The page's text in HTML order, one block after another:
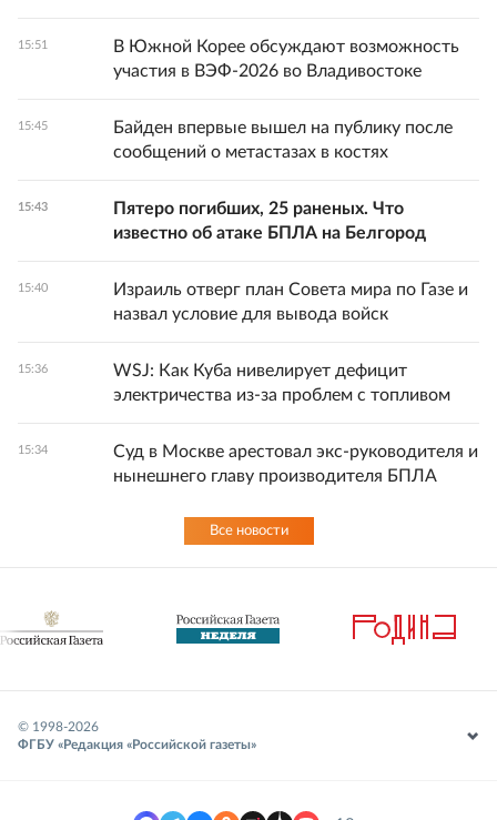
15:51
В Южной Корее обсуждают возможность
участия в ВЭФ-2026 во Владивостоке
15:45
Байден впервые вышел на публику после
сообщений о метастазах в костях
15:43
Пятеро погибших, 25 раненых. Что
известно об атаке БПЛА на Белгород
15:40
Израиль отверг план Совета мира по Газе и
назвал условие для вывода войск
15:36
WSJ: Как Куба нивелирует дефицит
электричества из-за проблем с топливом
15:34
Суд в Москве арестовал экс-руководителя и
нынешнего главу производителя БПЛА
Все новости
© 1998-2026
ФГБУ «Редакция «Российской газеты»